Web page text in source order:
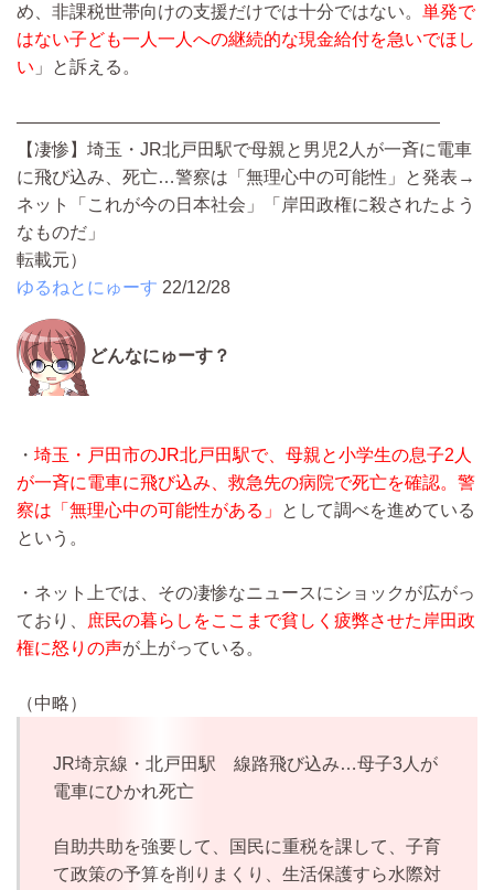
め、非課税世帯向けの支援だけでは十分ではない。 単発で
はない子ども一人一人への継続的な現金給付を急いでほし
い 」と訴える。
————————————————————————
【凄惨】埼玉・JR北戸田駅で母親と男児2人が一斉に電車
に飛び込み、死亡…警察は「無理心中の可能性」と発表→
ネット「これが今の日本社会」「岸田政権に殺されたよう
なものだ」
転載元）
ゆるねとにゅーす 22/12/28
どんなにゅーす？
・ 埼玉・戸田市のJR北戸田駅で、母親と小学生の息子2人
が一斉に電車に飛び込み、救急先の病院で死亡を確認。警
察は「無理心中の可能性がある」
として調べを進めている
という。
・ネット上では、その凄惨なニュースにショックが広がっ
ており、
庶民の暮らしをここまで貧しく疲弊させた岸田政
権に怒りの声が上がっている。
（中略）
JR埼京線・北戸田駅 線路飛び込み…母子3人が
電車にひかれ死亡
自助共助を強要して、国民に重税を課して、子育
て政策の予算を削りまくり、生活保護すら水際対